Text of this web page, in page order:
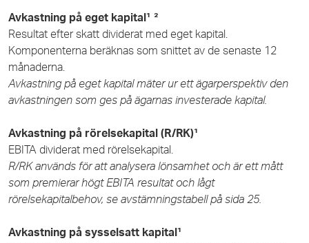
Avkastning på eget kapital¹ ²
Resultat efter skatt dividerat med eget kapital.
Komponenterna beräknas som snittet av de senaste 12
månaderna.
Avkastning på eget kapital mäter ur ett ägarperspektiv den
avkastningen som ges på ägarnas investerade kapital.
Avkastning på rörelsekapital (R/RK)¹
EBITA dividerat med rörelsekapital.
R/RK används för att analysera lönsamhet och är ett mått
som premierar högt EBITA resultat och lågt
rörelsekapitalbehov, se avstämningstabell på sida 25.
Avkastning på sysselsatt kapital¹